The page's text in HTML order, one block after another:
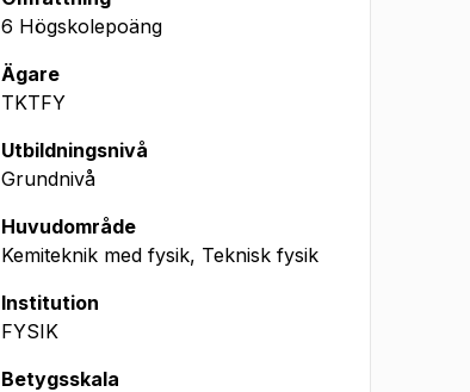
6 Högskolepoäng
Ägare
TKTFY
Utbildningsnivå
Grundnivå
Huvudområde
Kemiteknik med fysik, Teknisk fysik
Institution
FYSIK
Betygsskala